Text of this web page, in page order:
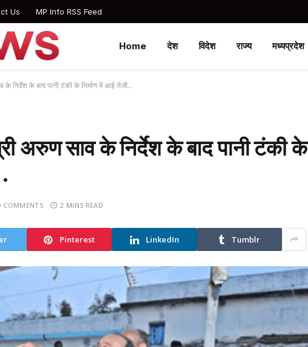
Us MP Info RSS Feed
Home देश विदेश राज्य मध्यप्रदेश
के निर्देश के बाद पानी टंकी के निर्माण में आई तेजी…
अरुण साव के निर्देश के बाद पानी टंकी के
COMMENTS 2 MINS READ
Pinterest LinkedIn Tumblr